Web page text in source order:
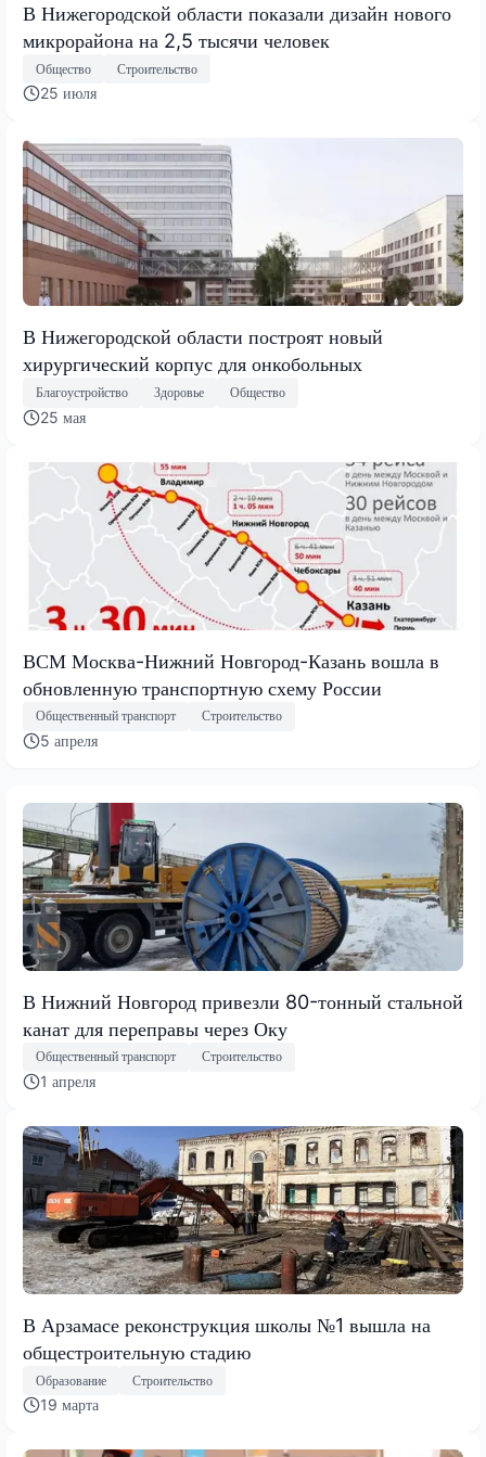
В Нижегородской области показали дизайн нового
микрорайона на 2,5 тысячи человек
Общество Строительство
25 июля
В Нижегородской области построят новый
хирургический корпус для онкобольных
Благоустройство Здоровье Общество
25 мая
ВСМ Москва-Нижний Новгород-Казань вошла в
обновленную транспортную схему России
Общественный транспорт Строительство
5 апреля
В Нижний Новгород привезли 80-тонный стальной
канат для переправы через Оку
Общественный транспорт Строительство
1 апреля
В Арзамасе реконструкция школы №1 вышла на
общестроительную стадию
Образование Строительство
19 марта